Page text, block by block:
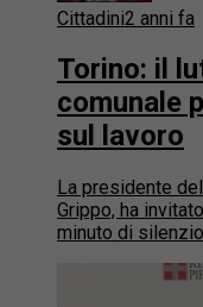
Cittadini2 anni fa
Torino: il
comunale
sul lavoro
La presidente
Grippo, ha
minuto di silenzio